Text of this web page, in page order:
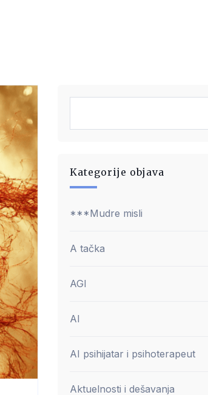
Kategorije objava
***Mudre misli
A tačka
AGI
AI
AI psihijatar i psihoterapeut
Aktuelnosti i dešavanja